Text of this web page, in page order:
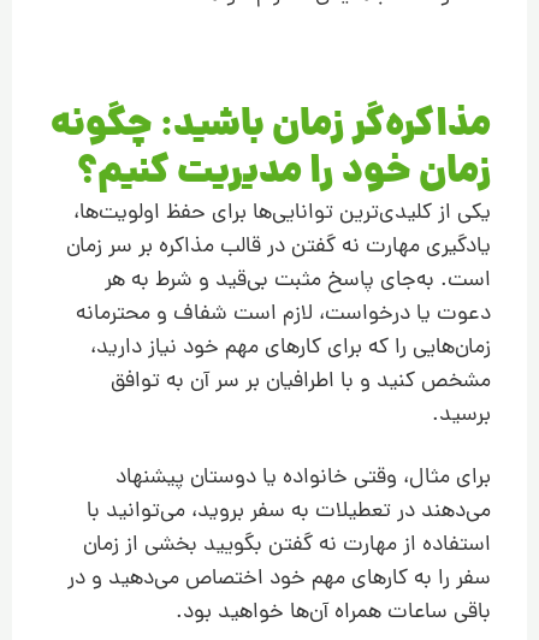
مذاکره‌گر زمان باشید: چگونه
زمان خود را مدیریت کنیم؟
یکی از کلیدی‌ترین توانایی‌ها برای حفظ اولویت‌ها،
یادگیری مهارت نه گفتن در قالب مذاکره بر سر زمان
است. به‌جای پاسخ مثبت بی‌قید و شرط به هر
دعوت یا درخواست، لازم است شفاف و محترمانه
زمان‌هایی را که برای کارهای مهم خود نیاز دارید،
مشخص کنید و با اطرافیان بر سر آن به توافق
برسید.
برای مثال، وقتی خانواده یا دوستان پیشنهاد
می‌دهند در تعطیلات به سفر بروید، می‌توانید با
استفاده از مهارت نه گفتن بگویید بخشی از زمان
سفر را به کارهای مهم خود اختصاص می‌دهید و در
باقی ساعات همراه آن‌ها خواهید بود.